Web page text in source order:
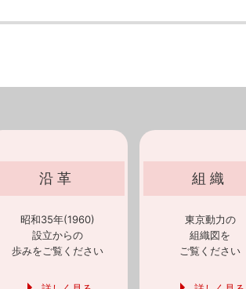
沿革
昭和35年(1960)
設立からの
歩みをご覧ください
組織
東京動力の
組織図を
ご覧ください